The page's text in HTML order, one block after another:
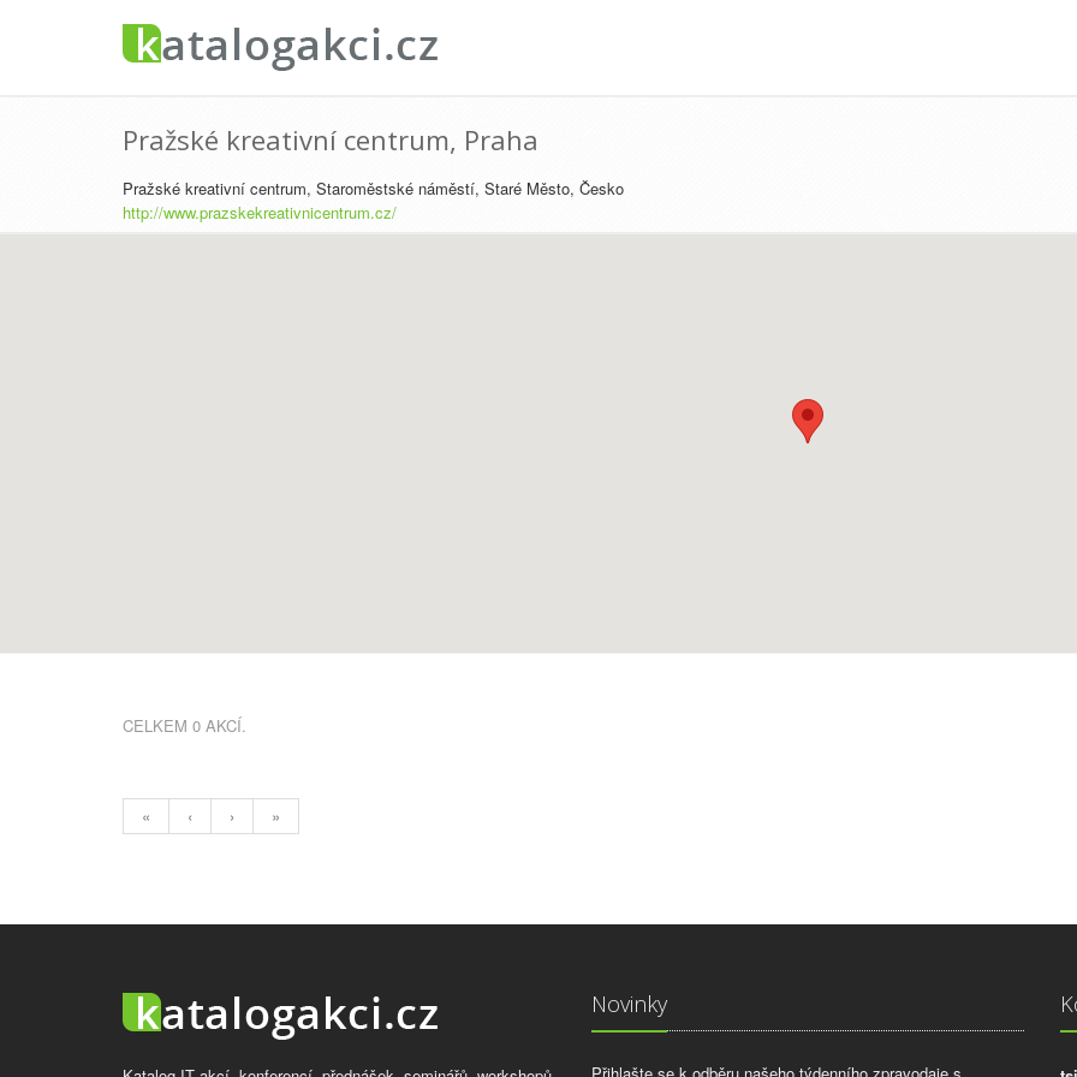
Pražské kreativní centrum, Praha
Pražské kreativní centrum, Staroměstské náměstí, Staré Město, Česko
http://www.prazskekreativnicentrum.cz/
CELKEM 0 AKCÍ.
« ‹ › »
Novinky